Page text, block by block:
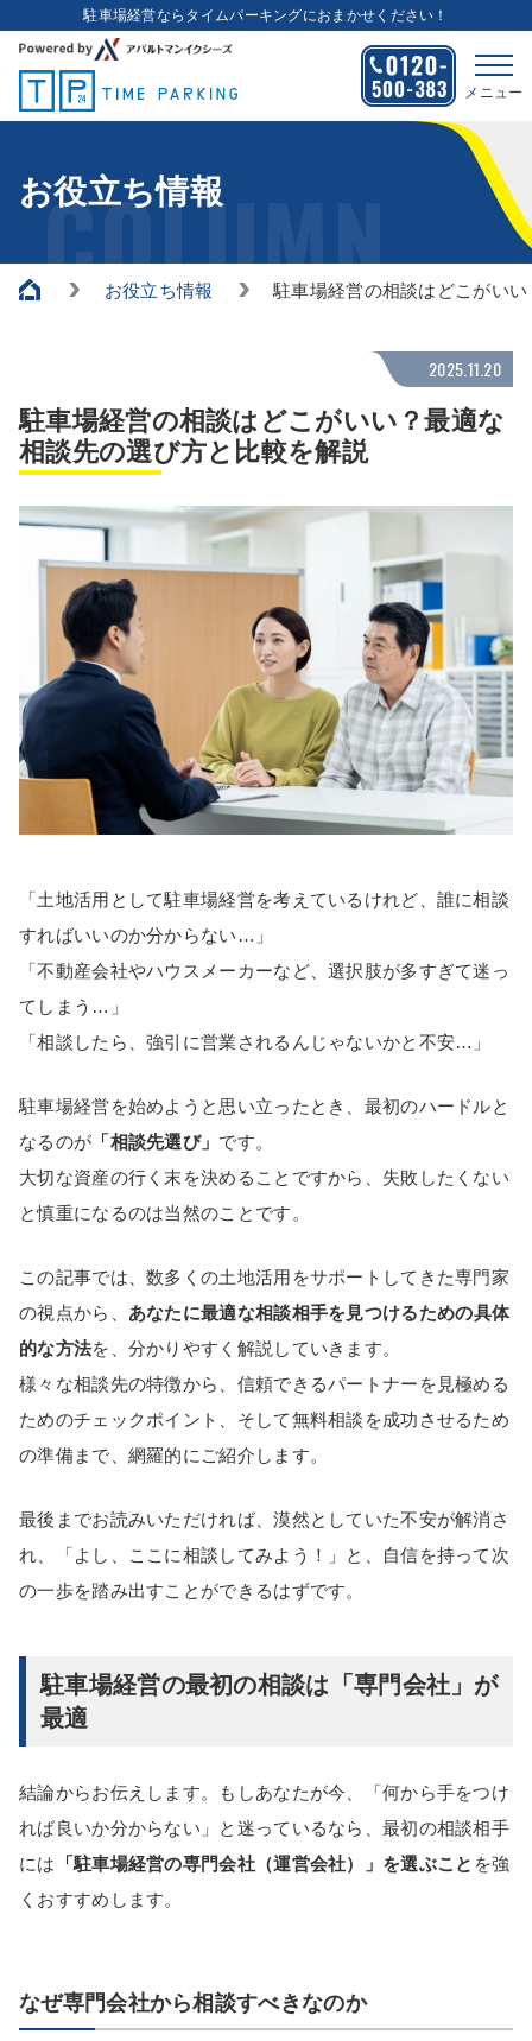
駐車場経営ならタイムパーキングにおまかせください！
メニュー
お役立ち情報
COLUMN
お役立ち情報 駐車場経営の相談はどこがい
2025.11.20
駐車場経営の相談はどこがいい？最適な
相談先の選び方と比較を解説
「土地活用として駐車場経営を考えているけれど、誰に相談
すればいいのか分からない…」
「不動産会社やハウスメーカーなど、選択肢が多すぎて迷っ
てしまう…」
「相談したら、強引に営業されるんじゃないかと不安…」
駐車場経営を始めようと思い立ったとき、最初のハードルと
なるのが 「相談先選び」 です。
大切な資産の行く末を決めることですから、失敗したくない
と慎重になるのは当然のことです。
この記事では、数多くの土地活用をサポートしてきた専門家
の視点から、 あなたに最適な相談相手を見つけるための具体
的な方法を、分かりやすく解説していきます。
様々な相談先の特徴から、信頼できるパートナーを見極める
ためのチェックポイント、そして無料相談を成功させるため
の準備まで、網羅的にご紹介します。
最後までお読みいただければ、漠然としていた不安が解消さ
れ、「よし、ここに相談してみよう！」と、自信を持って次
の一歩を踏み出すことができるはずです。
駐車場経営の最初の相談は「専門会社」が
最適
結論からお伝えします。もしあなたが今、「何から手をつけ
れば良いか分からない」と迷っているなら、最初の相談相手
には 「駐車場経営の専門会社（運営会社）」を選ぶこと を強
くおすすめします。
なぜ専門会社から相談すべきなのか